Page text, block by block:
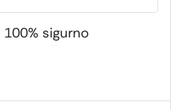
100% sigurno